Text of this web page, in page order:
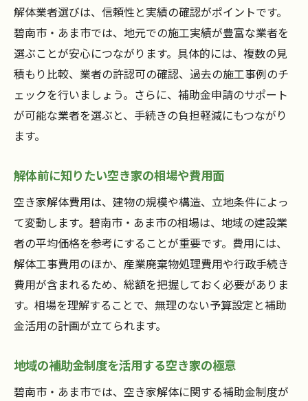
空き家解体後の土地活用アイデアを紹介
空き家の売却や賃貸化のメリットと注意点
外壁塗装や宅配ボックス補助金活用方法
空き家の有効利用で資産価値を高める工夫
空き家解体後の税制優遇について知ろう
空き家解体までのステップを詳しく解説
空き家解体手続きで必要な書類と提出先
補助金申請から解体完了までの流れを把握
空き家解体でよくあるトラブルの回避法
空き家の相談先や支援制度の活用ポイント
解体後も続く空き家管理の大切なチェック
碧南市・あま市の空き家補助金最新情報
解説
空き家解体に使える住宅改修等助成金の概
解体業者選びは、信頼性と実績の確認がポイントです。
碧南市・あま市では、地元での施工実績が豊富な業者を
選ぶことが安心につながります。具体的には、複数の見
積もり比較、業者の許認可の確認、過去の施工事例のチ
ェックを行いましょう。さらに、補助金申請のサポート
が可能な業者を選ぶと、手続きの負担軽減にもつながり
ます。
解体前に知りたい空き家の相場や費用面
空き家解体費用は、建物の規模や構造、立地条件によっ
て変動します。碧南市・あま市の相場は、地域の建設業
者の平均価格を参考にすることが重要です。費用には、
解体工事費用のほか、産業廃棄物処理費用や行政手続き
費用が含まれるため、総額を把握しておく必要がありま
す。相場を理解することで、無理のない予算設定と補助
金活用の計画が立てられます。
地域の補助金制度を活用する空き家の極意
碧南市・あま市では、空き家解体に関する補助金制度が